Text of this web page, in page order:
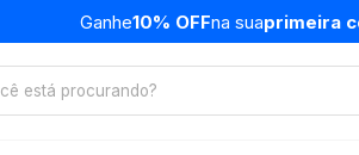
Ganhe10% OFFna suaprimeira